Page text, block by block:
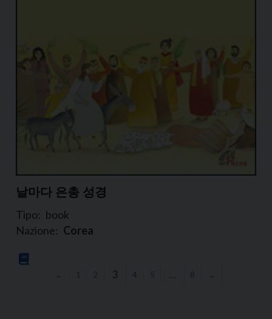
날마다 은총 성경
Tipo: book
Nazione: Corea
← 1 2 3 4 5 … 8 →